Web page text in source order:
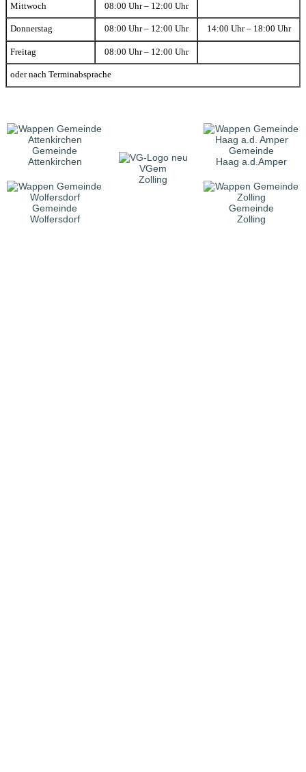
Mittwoch 08:00 Uhr – 12:00 Uhr
Donnerstag 08:00 Uhr – 12:00 Uhr 14:00 Uhr – 18:00 Uhr
Freitag 08:00 Uhr – 12:00 Uhr
oder nach Terminabsprache
Gemeinde
Attenkirchen
VGem
Zolling
Gemeinde
Haag a.d.Amper
Gemeinde
Wolfersdorf
Gemeinde
Zolling